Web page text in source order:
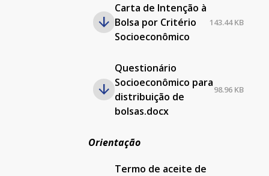
Carta de Intenção à
Bolsa por Critério
Socioeconômico
143.44 KB
Questionário
Socioeconômico para
distribuição de
bolsas.docx
98.96 KB
Orientação
Termo de aceite de